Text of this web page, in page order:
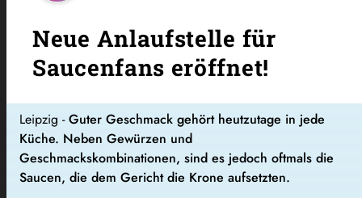
Neue Anlaufstelle für
Saucenfans eröffnet!
Leipzig -Guter Geschmack gehört heutzutage in jede
Küche. Neben Gewürzen und
Geschmackskombinationen, sind es jedoch oftmals die
Saucen, die dem Gericht die Krone aufsetzten.